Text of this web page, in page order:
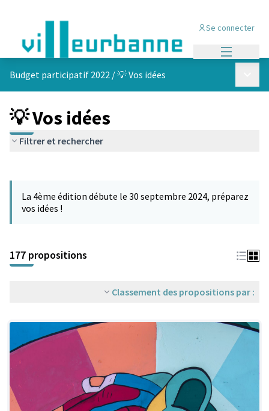
Se connecter
Budget participatif 2022 /💡 Vos idées
💡 Vos idées
Filtrer et rechercher
−
La 4ème édition débute le 30 septembre 2024, préparez
vos idées !
177 propositions
Classement des propositions par :